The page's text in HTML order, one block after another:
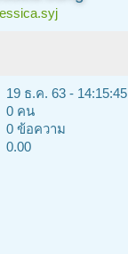
19 ธ.ค. 63 - 14:15:45
0 คน
0 ข้อความ
0.00